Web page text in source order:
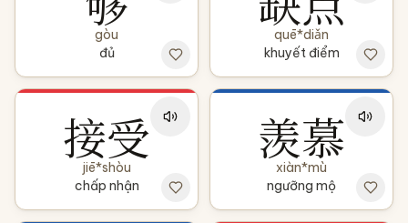
gòu
đủ
quē*diǎn
khuyết điểm
接受
jiē*shòu
chấp nhận
羡慕
xiàn*mù
ngưỡng mộ